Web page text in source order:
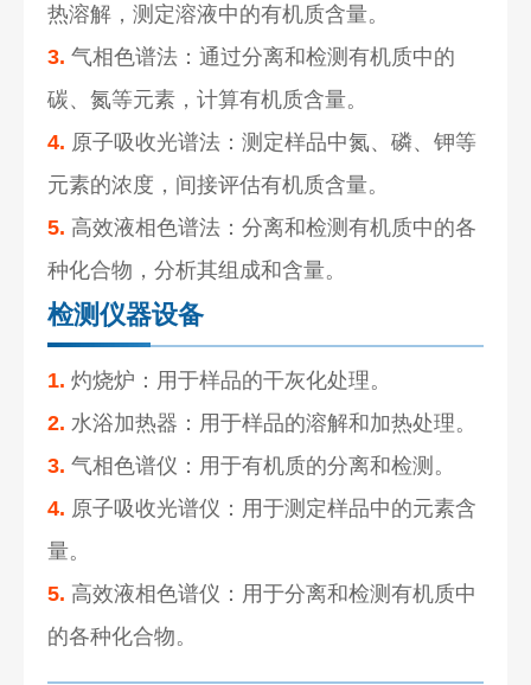
热溶解，测定溶液中的有机质含量。
3. 气相色谱法：通过分离和检测有机质中的
碳、氮等元素，计算有机质含量。
4. 原子吸收光谱法：测定样品中氮、磷、钾等
元素的浓度，间接评估有机质含量。
5. 高效液相色谱法：分离和检测有机质中的各
种化合物，分析其组成和含量。
检测仪器设备
1. 灼烧炉：用于样品的干灰化处理。
2. 水浴加热器：用于样品的溶解和加热处理。
3. 气相色谱仪：用于有机质的分离和检测。
4. 原子吸收光谱仪：用于测定样品中的元素含
量。
5. 高效液相色谱仪：用于分离和检测有机质中
的各种化合物。